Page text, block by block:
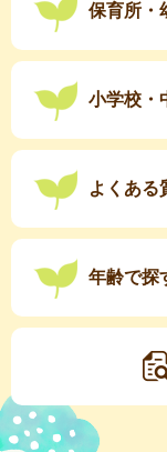
保育所・
小学校・
よくある
年齢で探